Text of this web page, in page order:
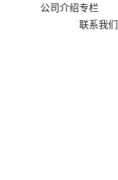
公司介绍专栏
联系我们